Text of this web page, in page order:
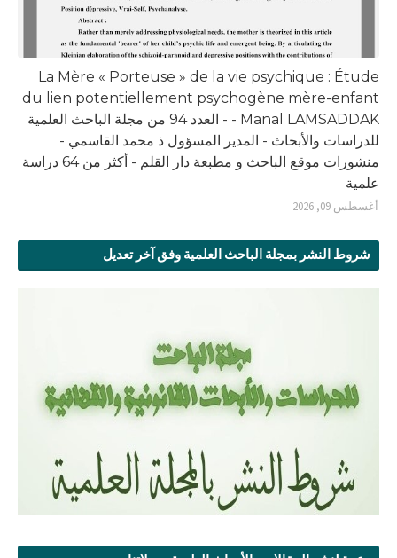
La Mère « Porteuse » de la vie psychique : Étude
du lien potentiellement psychogène mère-enfant
- Manal LAMSADDAK - العدد 94 من مجلة الباحث العلمية
للدراسات والأبحاث - المدير المسؤول ذ محمد القاسمي -
منشورات موقع الباحث و مطبعة دار القلم - أكثر من 64 دراسة
علمية
أغسطس 09, 2026
شروط النشر بمجلة الباحث العلمية وفق آخر تعديل